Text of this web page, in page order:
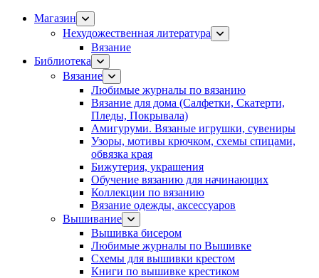
Магазин
Нехудожественная литература
Вязание
Библиотека
Вязание
Любимые журналы по вязанию
Вязание для дома (Салфетки, Скатерти,
Пледы, Покрывала)
Амигуруми. Вязаные игрушки, сувениры
Узоры, мотивы крючком, схемы спицами,
обвязка края
Бижутерия, украшения
Обучение вязанию для начинающих
Коллекции по вязанию
Вязание одежды, аксессуаров
Вышивание
Вышивка бисером
Любимые журналы по Вышивке
Схемы для вышивки крестом
Книги по вышивке крестиком